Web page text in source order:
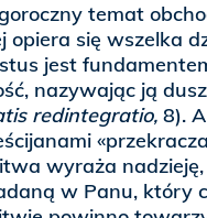
temat
opiera się wszelka
jest
nazywając ją
redintegratio, 8).
wyraża
w Panu, który